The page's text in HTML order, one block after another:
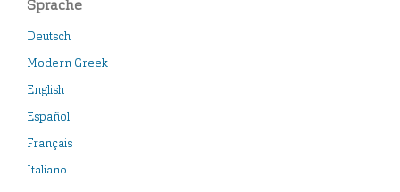
Sprache
Deutsch
Modern Greek
English
Español
Français
Italiano